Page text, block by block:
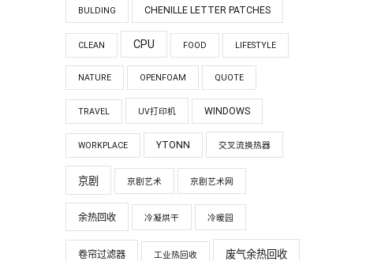
BULDING CHENILLE LETTER PATCHES
CLEAN CPU FOOD LIFESTYLE
NATURE OPENFOAM QUOTE
TRAVEL UV打印机 WINDOWS
WORKPLACE YTONN 交叉流换热器
京剧 京剧艺术 京剧艺术网
余热回收 冷凝烘干 冷暖园
卷帘过滤器 工业热回收 废气余热回收